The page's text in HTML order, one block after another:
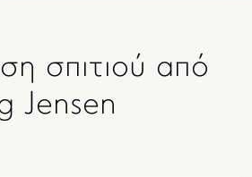
σπιτιού από
Jensen